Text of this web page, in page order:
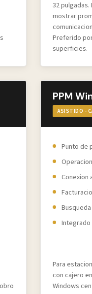
32
mostrar
Preferido
superficies.
PPM
ASISTIDO -
Punto de
Conexion
Integrado
Para
con cajero
Windows